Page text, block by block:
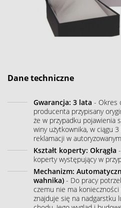
Dane techniczne
Gwarancja: 3 lata - Okres
producenta przypisany
że w przypadku pojawienia
winy użytkownika, w ciągu
reklamacji w
Kształt koperty: Okrągła
koperty występujący w
Mechanizm:
wahnika) - Do pracy
czemu nie ma
znajduje się na nadgarstku